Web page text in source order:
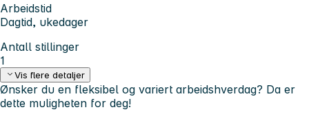
Arbeidstid
Dagtid, ukedager
Antall stillinger
1
Vis flere detaljer
Ønsker du en fleksibel og variert arbeidshverdag? Da er
dette muligheten for deg!